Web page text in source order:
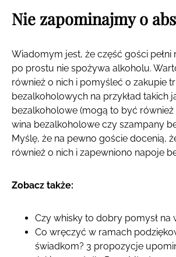
Nie zapominajmy o
Wiadomym jest, że część gości
po prostu nie spożywa alkoholu.
również o nich i pomyśleć o zakupie
bezalkoholowych na przykład takich
bezalkoholowe (mogą to być również
wina bezalkoholowe czy szampany
Myślę, że na pewno goście docenią,
również o nich i zapewniono napoje
Zobacz także:
Czy whisky to dobry pomysł na
Co wręczyć w ramach
świadkom? 3 propozycje